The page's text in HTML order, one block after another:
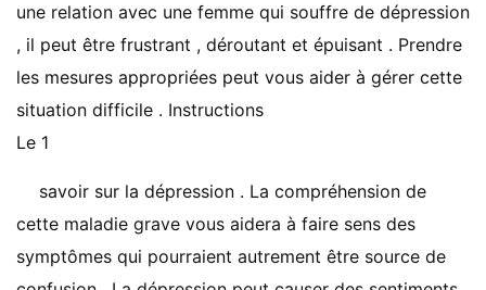
une relation avec une femme qui souffre de dépression
, il peut être frustrant , déroutant et épuisant . Prendre
les mesures appropriées peut vous aider à gérer cette
situation difficile . Instructions
Le 1
savoir sur la dépression . La compréhension de
cette maladie grave vous aidera à faire sens des
symptômes qui pourraient autrement être source de